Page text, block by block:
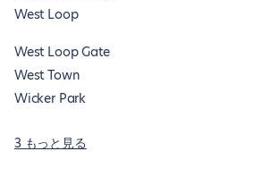
West Loop
West Loop Gate
West Town
Wicker Park
3 もっと見る